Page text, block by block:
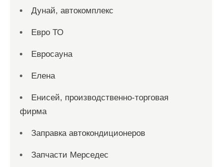
Дунай, автокомплекс
Евро ТО
Евросауна
Елена
Енисей, производственно-торговая
фирма
Заправка автокондиционеров
Запчасти Мерседес